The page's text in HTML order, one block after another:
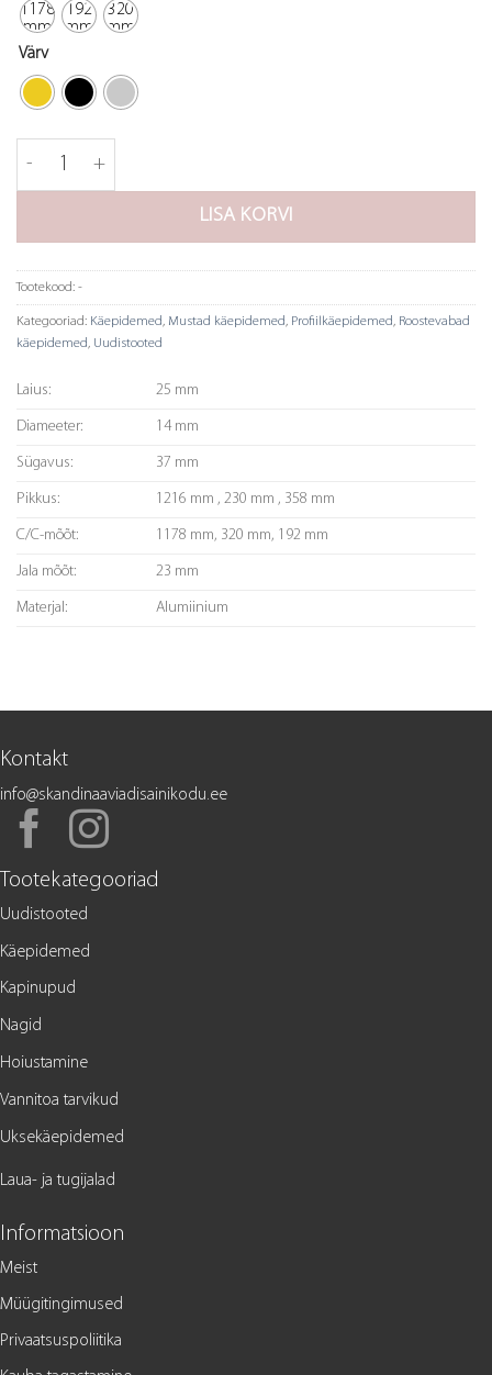
1178
mm
192
mm
320
mm
Värv
Käepide Arpa - alusega kogus
LISA KORVI
Tootekood: -
Kategooriad: Käepidemed, Mustad käepidemed, Profiilkäepidemed, Roostevabad
käepidemed, Uudistooted
Laius: 25 mm
Diameeter: 14 mm
Sügavus: 37 mm
Pikkus: 1216 mm , 230 mm , 358 mm
C/C-mõõt: 1178 mm, 320 mm, 192 mm
Jala mõõt: 23 mm
Materjal: Alumiinium
Kontakt
info@skandinaaviadisainikodu.ee
Tootekategooriad
Uudistooted
Käepidemed
Kapinupud
Nagid
Hoiustamine
Vannitoa tarvikud
Uksekäepidemed
Laua- ja tugijalad
Informatsioon
Meist
Müügitingimused
Privaatsuspoliitika